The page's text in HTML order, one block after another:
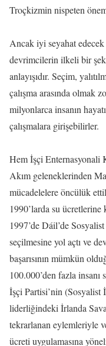
Troçkizmin nispeten
Ancak iyi seyahat
devrimcilerin ilkeli bir
anlayışıdır. Seçim,
çalışma arasında olmak
milyonlarca insanın
çalışmalara girişebilirler.
Hem İşçi Enternasyonali
Akım geleneklerinden
mücadelelere öncülük
1990’larda su ücretlerine
1997’de Dáil’de
seçilmesine yol açtı ve
başarısının mümkün
100.000’den fazla
İşçi Partisi’nin (Sosyalist
liderliğindeki İrlanda
tekrarlanan eylemleriyle
ücreti uygulamasına